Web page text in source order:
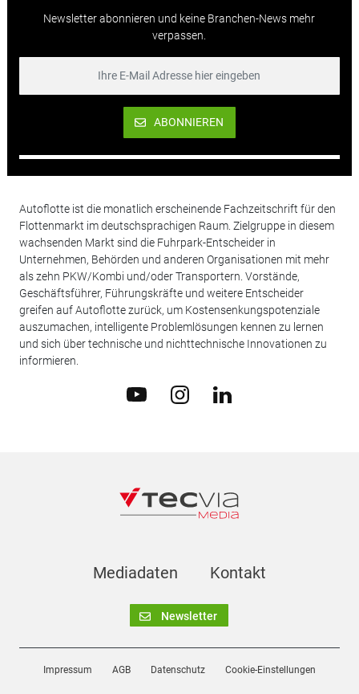
Newsletter abonnieren und keine Branchen-News mehr
verpassen.
ABONNIEREN
Autoflotte ist die monatlich erscheinende Fachzeitschrift für den
Flottenmarkt im deutschsprachigen Raum. Zielgruppe in diesem
wachsenden Markt sind die Fuhrpark-Entscheider in
Unternehmen, Behörden und anderen Organisationen mit mehr
als zehn PKW/Kombi und/oder Transportern. Vorstände,
Geschäftsführer, Führungskräfte und weitere Entscheider
greifen auf Autoflotte zurück, um Kostensenkungspotenziale
auszumachen, intelligente Problemlösungen kennen zu lernen
und sich über technische und nichttechnische Innovationen zu
informieren.
Mediadaten Kontakt
Newsletter
Impressum AGB Datenschutz Cookie-Einstellungen